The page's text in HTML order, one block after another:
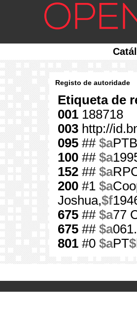
Registo de autoridade
Etiqueta de
001 188718
003 http://
095 ## $a
100 ## $a
152 ## $a
200 #1 $a
Joshua,$f
675 ## $a77
675 ## $a
801 #0 $aPT